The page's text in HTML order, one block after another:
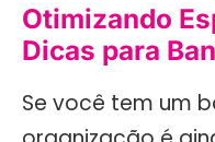
Otimizando
Dicas para
Se você tem um